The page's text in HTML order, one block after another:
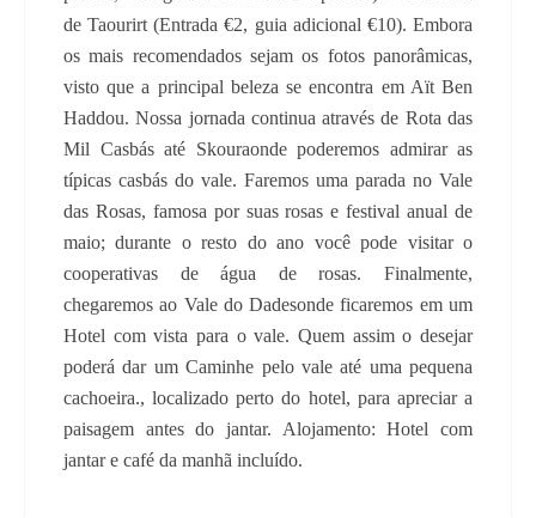
de Taourirt (Entrada €2, guia adicional €10). Embora
os mais recomendados sejam os fotos panorâmicas,
visto que a principal beleza se encontra em Aït Ben
Haddou. Nossa jornada continua através de Rota das
Mil Casbás até Skouraonde poderemos admirar as
típicas casbás do vale. Faremos uma parada no Vale
das Rosas, famosa por suas rosas e festival anual de
maio; durante o resto do ano você pode visitar o
cooperativas de água de rosas. Finalmente,
chegaremos ao Vale do Dadesonde ficaremos em um
Hotel com vista para o vale. Quem assim o desejar
poderá dar um Caminhe pelo vale até uma pequena
cachoeira., localizado perto do hotel, para apreciar a
paisagem antes do jantar. Alojamento: Hotel com
jantar e café da manhã incluído.